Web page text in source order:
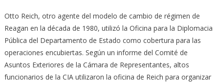
Otto Reich, otro agente del modelo de cambio de régimen de
Reagan en la década de 1980, utilizó la Oficina para la Diplomacia
Pública del Departamento de Estado como cobertura para las
operaciones encubiertas. Según un informe del Comité de
Asuntos Exteriores de la Cámara de Representantes, altos
funcionarios de la CIA utilizaron la oficina de Reich para organizar